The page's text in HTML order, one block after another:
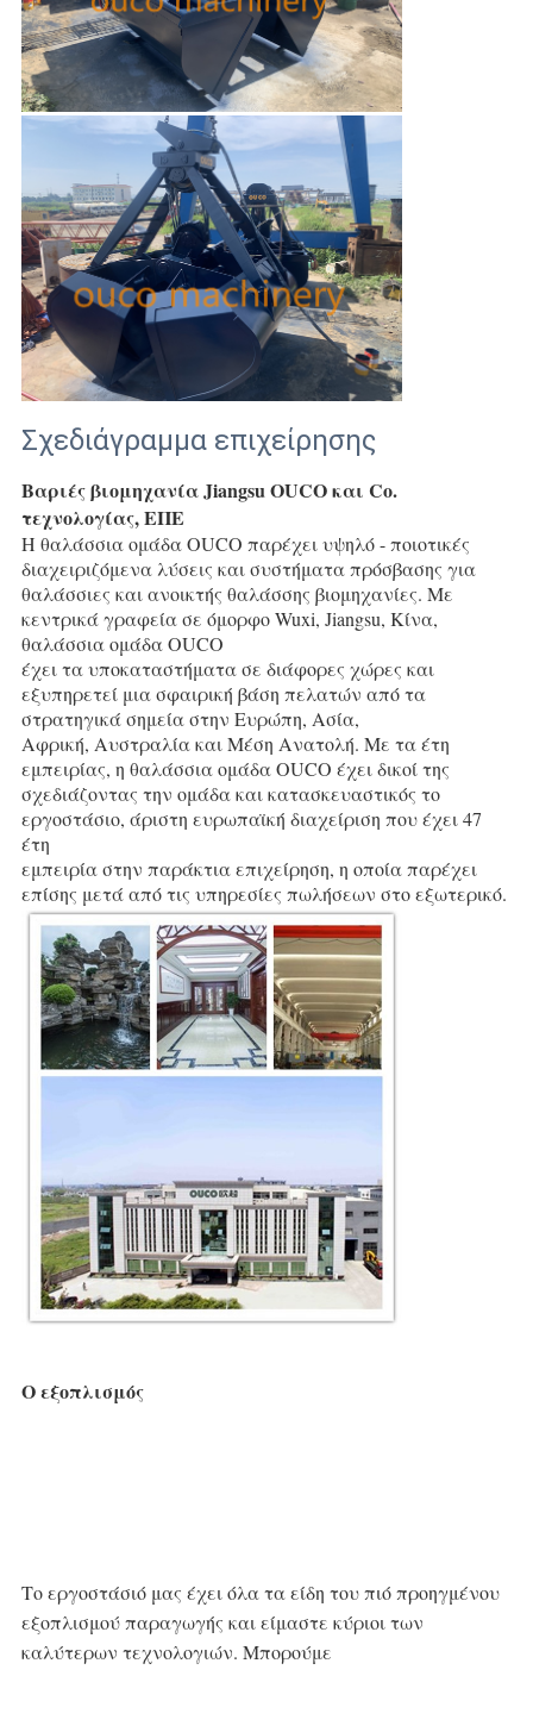
Σχεδιάγραμμα επιχείρησης
Βαριές βιομηχανία Jiangsu OUCO και Co.
τεχνολογίας, ΕΠΕ
Η θαλάσσια ομάδα OUCO παρέχει υψηλό - ποιοτικές
διαχειριζόμενα λύσεις και συστήματα πρόσβασης για
θαλάσσιες και ανοικτής θαλάσσης βιομηχανίες. Με
κεντρικά γραφεία σε όμορφο Wuxi, Jiangsu, Κίνα,
θαλάσσια ομάδα OUCO
έχει τα υποκαταστήματα σε διάφορες χώρες και
εξυπηρετεί μια σφαιρική βάση πελατών από τα
στρατηγικά σημεία στην Ευρώπη, Ασία,
Αφρική, Αυστραλία και Μέση Ανατολή. Με τα έτη
εμπειρίας, η θαλάσσια ομάδα OUCO έχει δικοί της
σχεδιάζοντας την ομάδα και κατασκευαστικός το
εργοστάσιο, άριστη ευρωπαϊκή διαχείριση που έχει 47
έτη
εμπειρία στην παράκτια επιχείρηση, η οποία παρέχει
επίσης μετά από τις υπηρεσίες πωλήσεων στο εξωτερικό.
Ο εξοπλισμός
Το εργοστάσιό μας έχει όλα τα είδη τουπιό προηγμένου
εξοπλισμού παραγωγής και είμαστε κύριοι των
καλύτερων τεχνολογιών. Μπορούμε